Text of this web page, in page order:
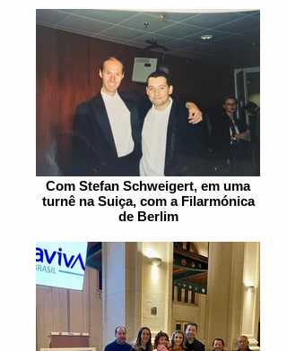
Com Stefan Schweigert, em uma
turnê na Suiça, com a Filarmónica
de Berlim